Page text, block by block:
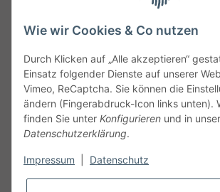
Leibnizstraße 2a
Germany
Phone:+49 40 5287270
Fax:+49 40 5281050
Email:sales@tow-automotive.de
Wie wir Cookies & Co nutzen
Durch Klicken auf „Alle akzeptieren“
Einsatz folgender Dienste auf unserer
Vimeo, ReCaptcha. Sie können die
ändern (Fingerabdruck-Icon links unten).
finden Sie unter Konfigurieren und in
Datenschutzerklärung.
Impressum Datenschutz